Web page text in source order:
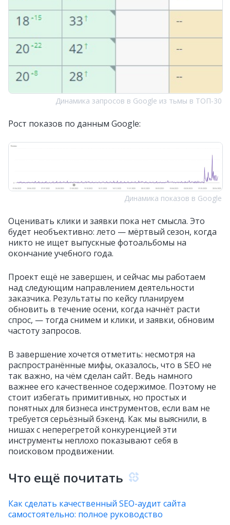
Динамика запросов в Google из тьмы в ТОП‑30
Рост показов по данным Google:
Динамика показов в Google
Оценивать клики и заявки пока нет смысла. Это
будет необъективно: лето — мёртвый сезон, когда
никто не ищет выпускные фотоальбомы на
окончание учебного года.
Проект ещё не завершен, и сейчас мы работаем
над следующим направлением деятельности
заказчика. Результаты по кейсу планируем
обновить в течение осени, когда начнёт расти
спрос, — тогда снимем и клики, и заявки, обновим
частоту запросов.
В завершение хочется отметить: несмотря на
распространённые мифы, оказалось, что в SEO не
так важно, на чём сделан сайт. Ведь намного
важнее его качественное содержимое. Поэтому не
стоит избегать примитивных, но простых и
понятных для бизнеса инструментов, если вам не
требуется серьёзный бэкенд. Как мы выяснили, в
нишах с неперегретой конкуренцией эти
инструменты неплохо показывают себя в
поисковом продвижении.
Что ещё почитать
Как сделать качественный SEO-аудит сайта
самостоятельно: полное руководство